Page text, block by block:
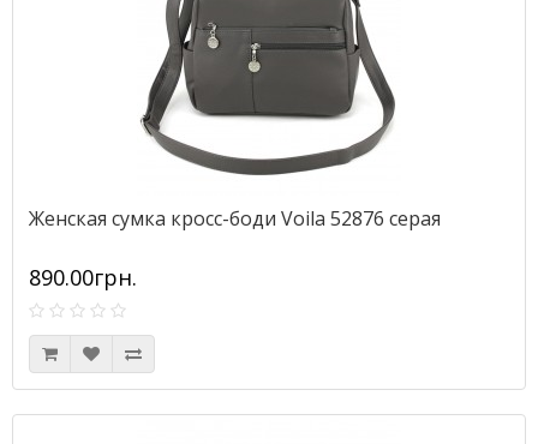
Женская сумка кросс-боди Voila 52876 серая
890.00грн.